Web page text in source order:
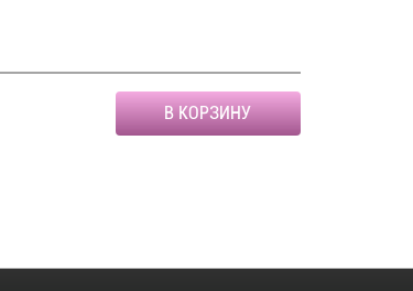
В КОРЗИНУ